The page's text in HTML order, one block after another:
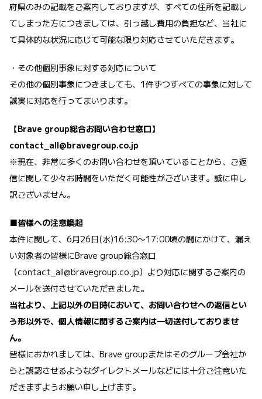
府県のみの記載をご案内しておりますが、すべての住所を記載し
てしまった方につきましては、引っ越し費用の負担など、当社に
て具体的な状況に応じて可能な限り対応させていただきます。
・その他個別事象に対する対応について
その他の個別事象につきましても、1件ずつすべての事象に対して
誠実に対応を行ってまいります。
【Brave group総合お問い合わせ窓口】
contact_all@bravegroup.co.jp
※現在、非常に多くのお問い合わせを頂いていることから、ご返
信に関して少々お時間をいただく可能性がございます。誠に申し
訳ございません。
■皆様への注意喚起
本件に関して、6月26日(水)16:30〜17:00頃の間にかけて、漏え
い対象者の皆様にBrave group総合窓口
（contact_all@bravegroup.co.jp）より対応に関するご案内の
メールを送付させていただきました。
当社より、上記以外の日時において、お問い合わせへの返信とい
う形以外で、個人情報に関するご案内は一切送付しておりませ
ん。
皆様におかれましては、Brave groupまたはそのグループ会社か
らと誤認させるようなダイレクトメールなどには十分ご注意いた
だきますようお願い申し上げます。